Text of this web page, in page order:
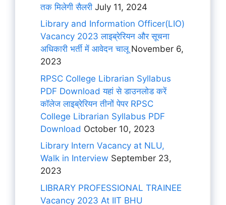
तक मिलेगी सैलरी July 11, 2024
Library and Information Officer(LIO)
Vacancy 2023 लाइब्रेरियन और सूचना
अधिकारी भर्ती में आवेदन चालूNovember 6,
2023
RPSC College Librarian Syllabus
PDF Download यहां से डाउनलोड करें
कॉलेज लाइब्रेरियन तीनों पेपर RPSC
College Librarian Syllabus PDF
Download October 10, 2023
Library Intern Vacancy at NLU,
Walk in Interview September 23,
2023
LIBRARY PROFESSIONAL TRAINEE
Vacancy 2023 At IIT BHU